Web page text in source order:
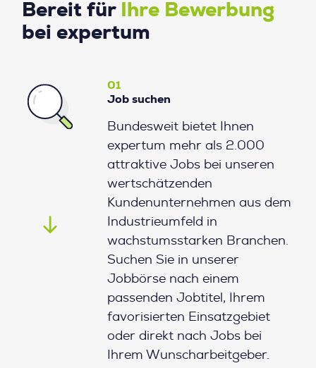
Bereit für
Ihre Bewerbung
bei expertum
01
Job suchen
Bundesweit bietet Ihnen
expertum mehr als 2.000
attraktive Jobs bei unseren
wertschätzenden
Kundenunternehmen aus dem
Industrieumfeld in
wachstumsstarken Branchen.
Suchen Sie in unserer
Jobbörse nach einem
passenden Jobtitel, Ihrem
favorisierten Einsatzgebiet
oder direkt nach Jobs bei
Ihrem Wunscharbeitgeber.